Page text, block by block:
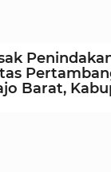
Barat,